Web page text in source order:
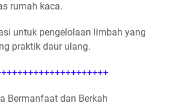
rumah kaca.
untuk pengelolaan limbah yang
praktik daur ulang.
Bermanfaat dan Berkah